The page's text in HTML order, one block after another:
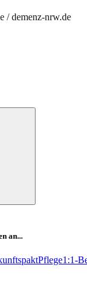
/ demenz-nrw.de
an...
1:1-